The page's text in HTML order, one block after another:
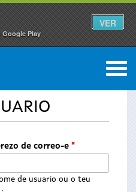
Play
VER
0
de correo-e *
de usuario ou o teu